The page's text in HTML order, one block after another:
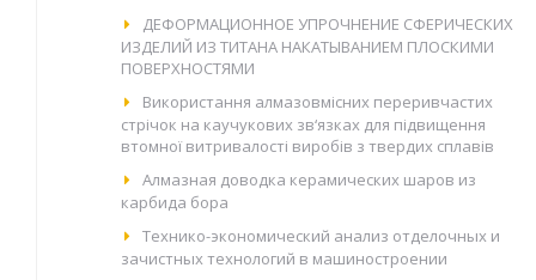
ДЕФОРМАЦИОННОЕ УПРОЧНЕНИЕ СФЕРИЧЕСКИХ
ИЗДЕЛИЙ ИЗ ТИТАНА НАКАТЫВАНИЕМ ПЛОСКИМИ
ПОВЕРХНОСТЯМИ
Використання алмазовмісних переривчастих
стрічок на каучукових зв‘язках для підвищення
втомної витривалості виробів з твердих сплавів
Алмазная доводка керамических шаров из
карбида бора
Технико-экономический анализ отделочных и
зачистных технологий в машиностроении